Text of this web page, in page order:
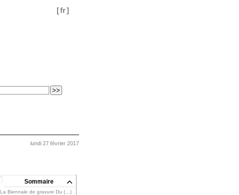
[fr]
lundi 27 février 2017
Sommaire
La Biennale de gravure Du (…)